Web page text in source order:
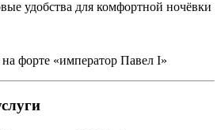
удобства для комфортной ночёвки
форте «император Павел I»